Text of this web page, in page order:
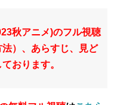
秋アニメ)のフル視聴
）、あらすじ、見ど
おります。